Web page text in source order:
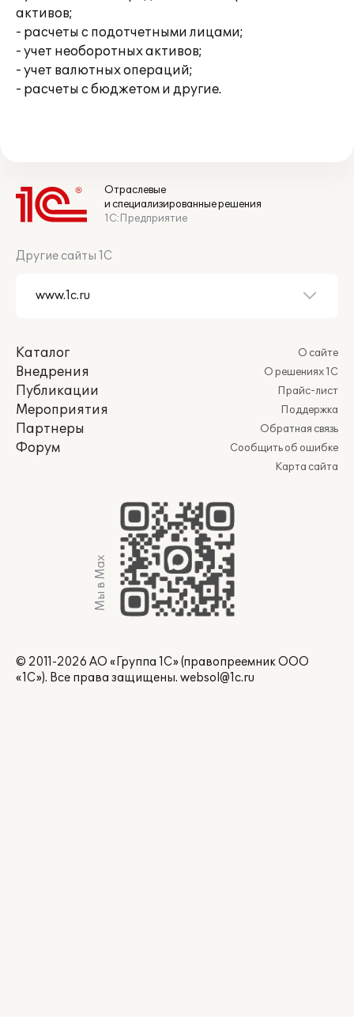
активов;
- расчеты с подотчетными лицами;
- учет необоротных активов;
- учет валютных операций;
- расчеты с бюджетом и другие.
Отраслевые
и специализированные решения
1С:Предприятие
Другие сайты 1С
Каталог
Внедрения
Публикации
Мероприятия
Партнеры
Форум
О сайте
О решениях 1С
Прайс-лист
Поддержка
Обратная связь
Сообщить об ошибке
Карта сайта
Мы в Max
© 2011-2026 АО «Группа 1С» (правопреемник ООО
«1С»). Все права защищены. websol@1c.ru